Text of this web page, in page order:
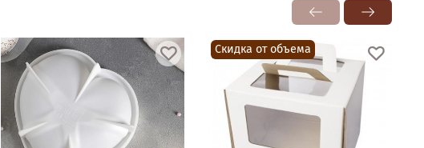
Скидка от объема